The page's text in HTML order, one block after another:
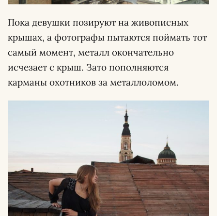
Пока девушки позируют на живописных
крышах, а фотографы пытаются поймать тот
самый момент, металл окончательно
исчезает с крыш. Зато пополняются
карманы охотников за металлоломом.